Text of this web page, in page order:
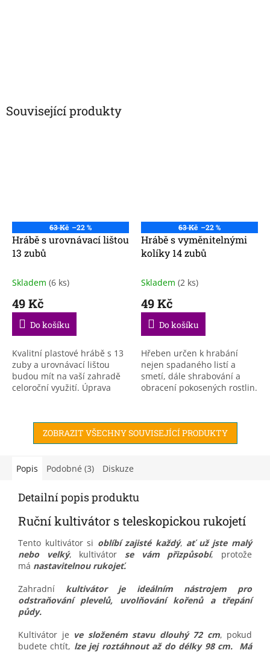
Související produkty
63 Kč –22 %
Hrábě s urovnávací lištou
13 zubů
Skladem (6 ks)
49 Kč
Do košíku
Kvalitní plastové hrábě s 13
zuby a urovnávací lištou
budou mít na vaší zahradě
celoroční využití. Úprava
Vyzkoušejte sami.
63 Kč –22 %
Hrábě s vyměnitelnými
kolíky 14 zubů
Skladem (2 ks)
49 Kč
Do košíku
Hřeben určen k hrabání
nejen spadaného listí a
smetí, dále shrabování a
obracení pokosených rostlin.
ZOBRAZIT VŠECHNY SOUVISEJÍCÍ PRODUKTY
Popis Podobné (3) Diskuze
Detailní popis produktu
Ruční kultivátor s teleskopickou rukojetí
Tento kultivátor si oblíbí zajisté každý, ať už jste malý
nebo velký, kultivátor se vám přizpůsobí, protože
má nastavitelnou rukojeť.
Zahradní kultivátor je
ideálním nástrojem pro
odstraňování plevelů, uvolňování kořenů a třepání
půdy.
Kultivátor je ve složeném stavu dlouhý 72 cm, pokud
budete chtít, lze jej roztáhnout až do délky 98 cm. Má